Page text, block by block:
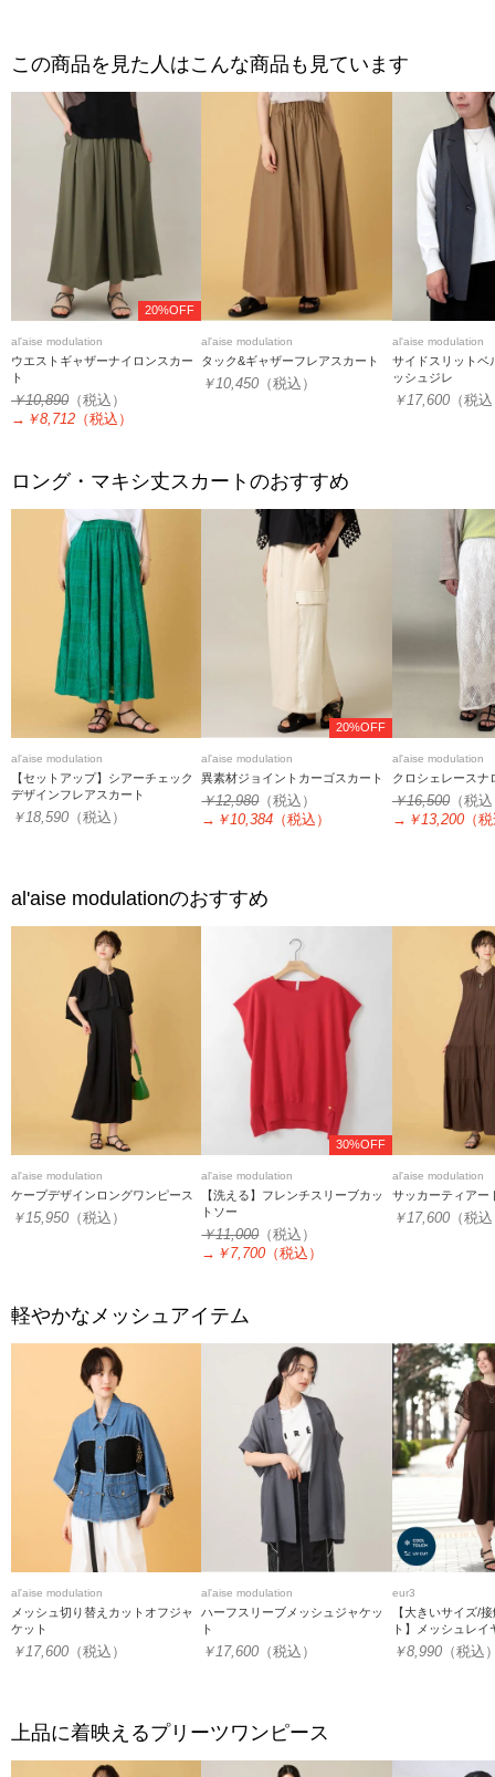
この商品を見た人はこんな商品も見ています
20%OFF
al'aise modulation
ウエストギャザーナイロンスカー
ト
￥10,890 （税込）
→ ￥8,712 （税込）
al'aise modulation
タック&ギャザーフレアスカート
￥10,450 （税込）
al'aise modulation
サイドスリットベ
ッシュジレ
￥17,600（税
ロング・マキシ丈スカートのおすすめ
al'aise modulation
【セットアップ】シアーチェック
デザインフレアスカート
￥18,590 （税込）
20%OFF
al'aise modulation
異素材ジョイントカーゴスカート
￥12,980（税込）
→ ￥10,384 （税込）
al'aise modulation
クロシェレースナ
￥16,500（税
→ ￥13,200（
al'aise modulationのおすすめ
al'aise modulation
ケープデザインロングワンピース
￥15,950 （税込）
30%OFF
al'aise modulation
【洗える】フレンチスリーブカッ
トソー
￥11,000（税込）
→ ￥7,700 （税込）
al'aise modulation
サッカーティアー
￥17,600（税
軽やかなメッシュアイテム
al'aise modulation
メッシュ切り替えカットオフジャ
ケット
￥17,600 （税込）
al'aise modulation
ハーフスリーブメッシュジャケッ
ト
￥17,600 （税込）
eur3
【大きいサイズ/
ト】メッシュレ
ス
￥8,990（税込
上品に着映えるプリーツワンピース